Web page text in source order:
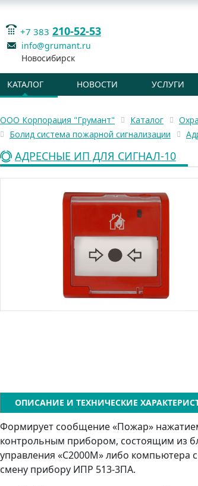
+7 383 210-52-53
info@grumant.ru
Новосибирск
КАТАЛОГ НОВОСТИ УСЛУГИ
ООО Корпорация "Грумант" Каталог
Болид система пожарной сигнализации
АДРЕСНЫЕ ИП ДЛЯ СИГНАЛ-10
ОПИСАНИЕ И ТЕХНИЧЕСКИЕ
Формирует сообщение «Пожар»
контрольным прибором, состоящим из
управления «С2000М» либо
смену прибору ИПР 513-3ПА.